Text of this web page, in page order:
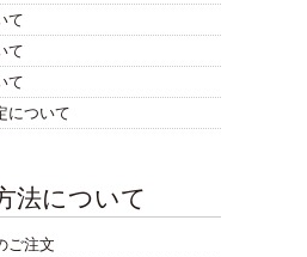
て
て
て
について
法について
ご注文